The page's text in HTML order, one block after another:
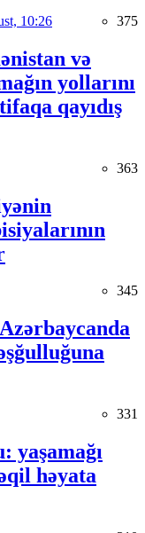
10:26 375
və
yollarını
qayıdış
363
345
331
yaşamağı
həyata